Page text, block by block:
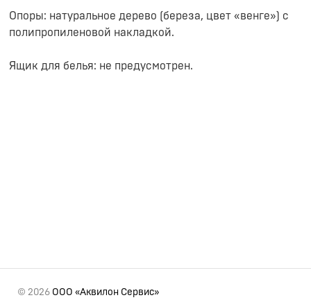
Опоры: натуральное дерево (береза, цвет «венге») с
полипропиленовой накладкой.
Ящик для белья: не предусмотрен.
© 2026 ООО «Аквилон Сервис»